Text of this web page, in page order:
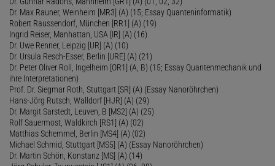
Dr. Max Rauner, Weinheim [MR3] (A) (15; Essay Quanteninformatik)
Robert Raussendorf, München [RR1] (A) (19)
Ingrid Reiser, Manhattan, USA [IR] (A) (16)
Dr. Uwe Renner, Leipzig [UR] (A) (10)
Dr. Ursula Resch-Esser, Berlin [URE] (A) (21)
Dr. Peter Oliver Roll, Ingelheim [OR1] (A, B) (15; Essay Quantenmechanik und
ihre Interpretationen)
Prof. Dr. Siegmar Roth, Stuttgart [SR] (A) (Essay Nanoröhrchen)
Hans-Jörg Rutsch, Walldorf [HJR] (A) (29)
Dr. Margit Sarstedt, Leuven, B [MS2] (A) (25)
Rolf Sauermost, Waldkirch [RS1] (A) (02)
Matthias Schemmel, Berlin [MS4] (A) (02)
Michael Schmid, Stuttgart [MS5] (A) (Essay Nanoröhrchen)
Dr. Martin Schön, Konstanz [MS] (A) (14)